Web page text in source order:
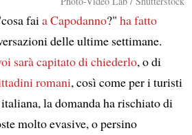
faia Capodanno?" ha fatto
delle ultime settimane.
sarà capitato di chiederlo, o di
romani, così come per i turisti
la domanda ha rischiato di
molto evasive, o persino